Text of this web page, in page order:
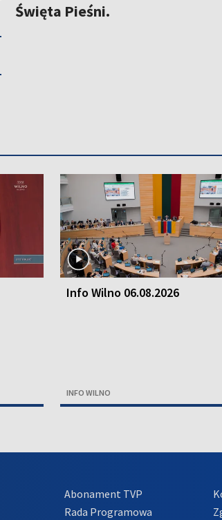
Święta Pieśni.
Info Wilno 06.08.2026
INFO WILNO
Abonament TVP
Rada Programowa